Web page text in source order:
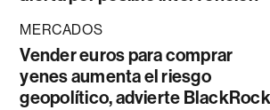
MERCADOS
Vender euros para comprar
yenes aumenta el riesgo
geopolítico, advierte BlackRock